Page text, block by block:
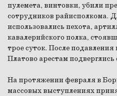
пулемета, винтовки, убили
сотрудников райисполкома.
использовались пехота,
кавалерийского полка,
трое суток. После подавления
Платово арестам подверглись
На протяжении февраля в
массовых выступлениях